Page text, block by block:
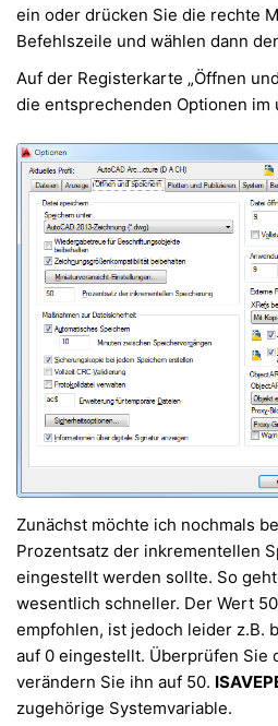
ein oder drücken Sie die rechte
Befehlszeile und wählen dann
Auf der Registerkarte „Öffnen
die entsprechenden Optionen im
Zunächst möchte ich nochmals
Prozentsatz der inkrementellen
eingestellt werden sollte. So
wesentlich schneller. Der Wert
empfohlen, ist jedoch leider z.B.
auf 0 eingestellt. Überprüfen Sie
verändern Sie ihn auf 50.
zugehörige Systemvariable.